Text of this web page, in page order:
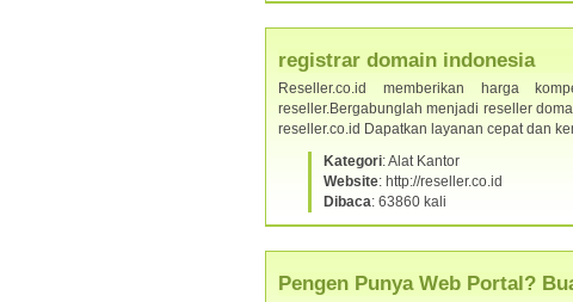
registrar domain indonesia
Reseller.co.id memberikan harga
reseller.Bergabunglah menjadi reseller
reseller.co.id Dapatkan layanan cepat dan
Kategori: Alat Kantor
Website: http://reseller.co.id
Dibaca: 63860 kali
Pengen Punya Web Portal?